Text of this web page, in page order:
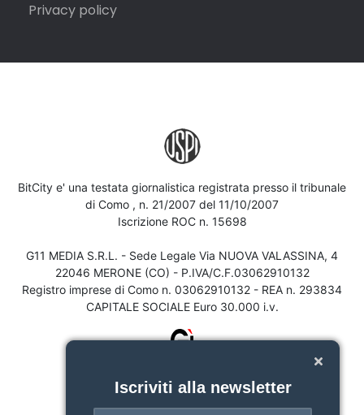
Privacy policy
BitCity e' una testata giornalistica registrata presso il tribunale
di Como , n. 21/2007 del 11/10/2007
Iscrizione ROC n. 15698
G11 MEDIA S.R.L. - Sede Legale Via NUOVA VALASSINA, 4
22046 MERONE (CO) - P.IVA/C.F.03062910132
Registro imprese di Como n. 03062910132 - REA n. 293834
CAPITALE SOCIALE Euro 30.000 i.v.
Iscriviti alla newsletter